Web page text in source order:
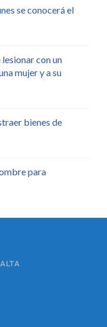
se conocerá el
con un
mujer y a su
bienes de
para